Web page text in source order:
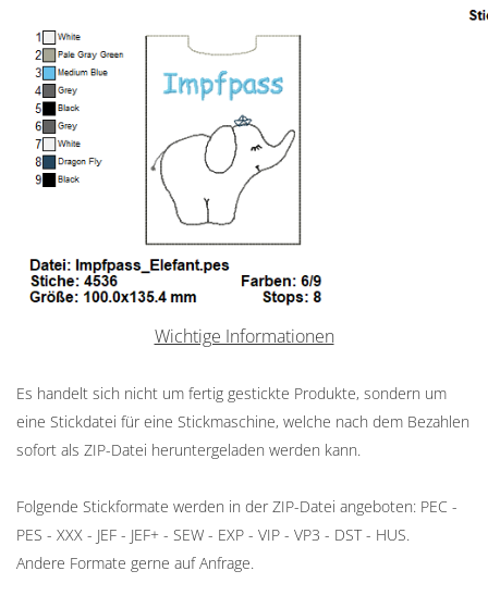
Wichtige Informationen
Es handelt sich nicht um fertig gestickte Produkte, sondern um
eine Stickdatei für eine Stickmaschine, welche nach dem Bezahlen
sofort als ZIP-Datei heruntergeladen werden kann.
Folgende Stickformate werden in der ZIP-Datei angeboten: PEC -
PES - XXX - JEF - JEF+ - SEW - EXP - VIP - VP3 - DST - HUS.
Andere Formate gerne auf Anfrage.